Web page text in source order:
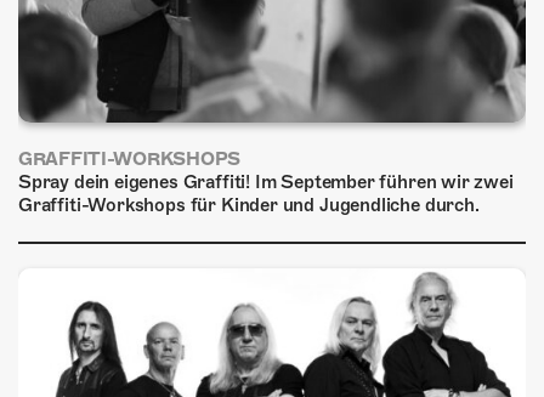
GRAFFITI-WORKSHOPS
Spray dein eigenes Graffiti! Im September führen wir zwei
Graffiti-Workshops für Kinder und Jugendliche durch.